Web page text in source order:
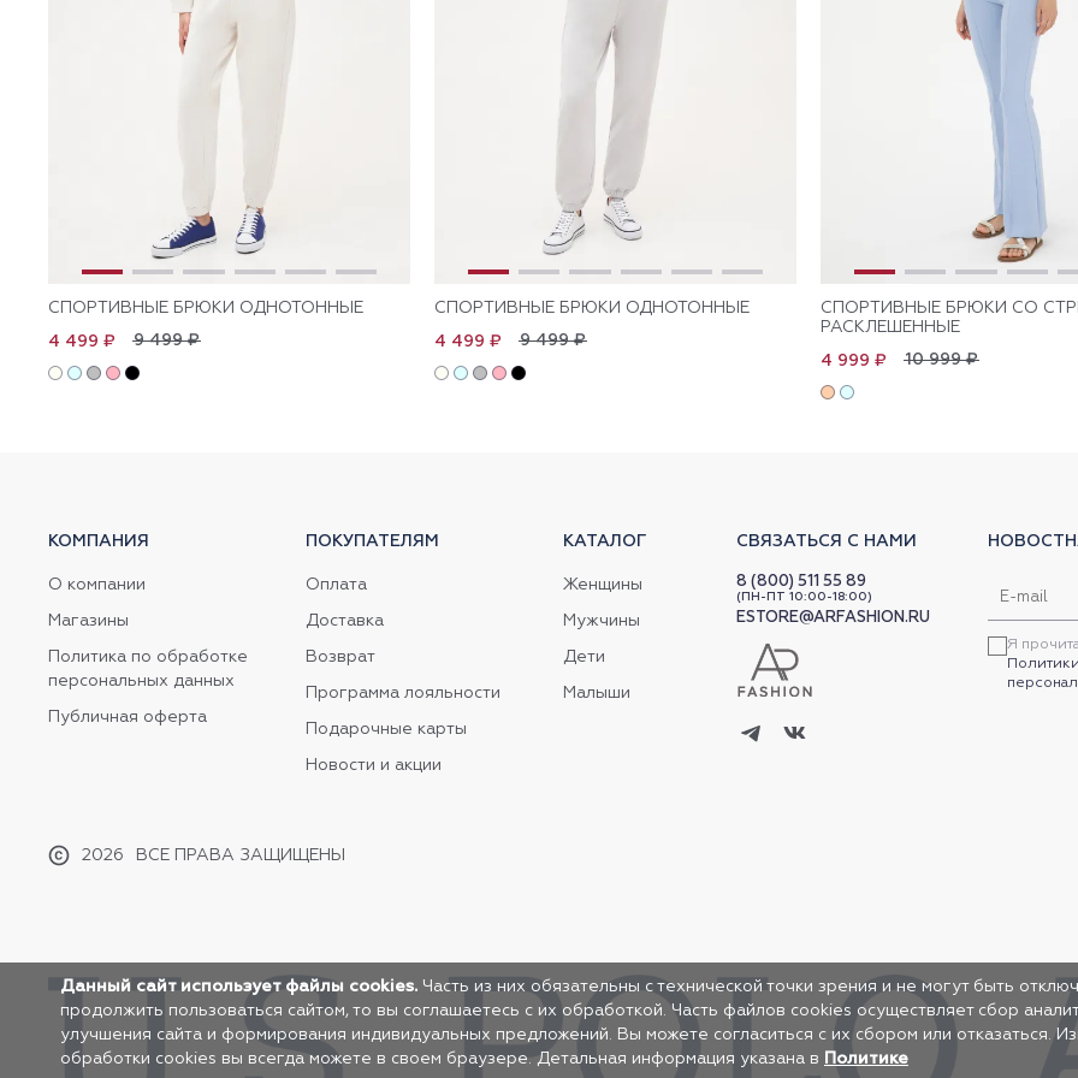
СПОРТИВНЫЕ БРЮКИ ОДНОТОННЫЕ
9 499 ₽
4 499 ₽
СПОРТИВНЫЕ БРЮКИ ОДНОТОННЫЕ
9 499 ₽
4 499 ₽
СПОРТИВНЫЕ БРЮКИ СО
РАСКЛЕШЕННЫЕ
10 999 ₽
4 999 ₽
КОМПАНИЯ
О компании
Магазины
Политика по обработке
персональных данных
Публичная оферта
2026 ВСЕ ПРАВА ЗАЩИЩЕНЫ
ПОКУПАТЕЛЯМ
Оплата
Доставка
Возврат
Программа лояльности
Подарочные карты
Новости и акции
КАТАЛОГ
Женщины
Мужчины
Дети
Малыши
СВЯЗАТЬСЯ С НАМИ
8 (800) 511 55 89
(ПН-ПТ 10:00-18:00)
ESTORE@ARFASHION.RU
Я
Данный сайт использует файлы cookies. Часть из них обязательны с технической точки зрения и не могут быть
продолжить пользоваться сайтом, то вы соглашаетесь с их обработкой. Часть файлов cookies осуществляет сбор
улучшения сайта и формирования индивидуальных предложений. Вы можете согласиться с их сбором или отказаться.
обработки cookies вы всегда можете в своем браузере. Детальная информация указана в Политике